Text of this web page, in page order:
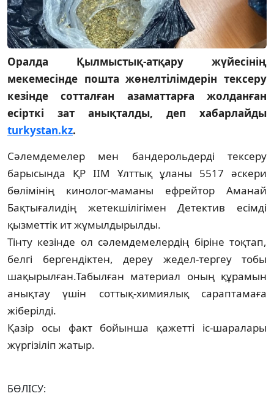
Оралда Қылмыстық-атқару жүйесінің
мекемесінде пошта жөнелтілімдерін тексеру
кезінде сотталған азаматтарға жолданған
есірткі зат анықталды, деп хабарлайды
turkystan.kz.
Сәлемдемелер мен бандерольдерді тексеру
барысында ҚР ІІМ Ұлттық ұланы 5517 әскери
бөлімінің кинолог-маманы ефрейтор Аманай
Бақтығалидің жетекшілігімен Детектив есімді
қызметтік ит жұмылдырылды.
Тінту кезінде ол сәлемдемелердің біріне тоқтап,
белгі бергендіктен, дереу жедел-тергеу тобы
шақырылған.Табылған материал оның құрамын
анықтау үшін соттық-химиялық сараптамаға
жіберілді.
Қазір осы факт бойынша қажетті іс-шаралары
жүргізіліп жатыр.
БӨЛІСУ: